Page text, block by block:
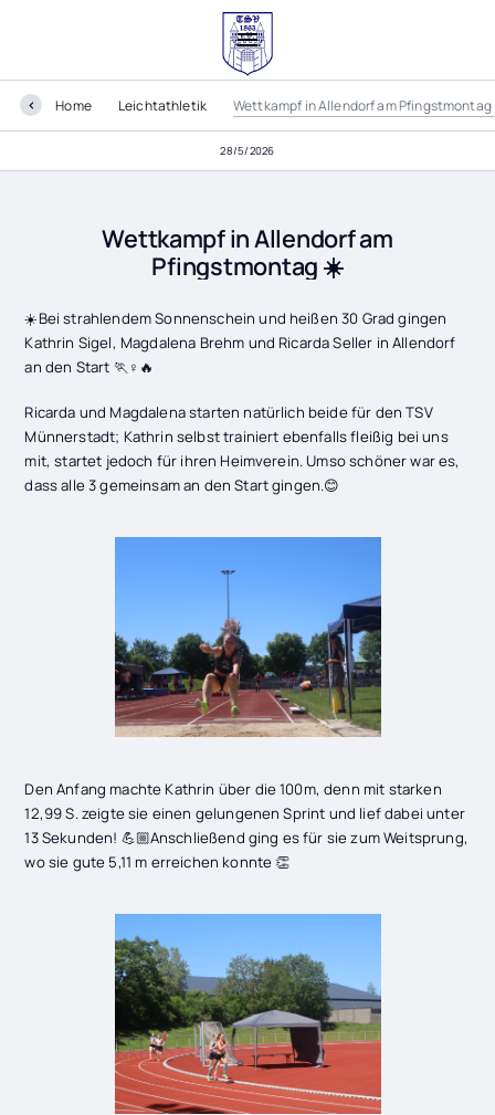
Home Leichtathletik Wettkampf in Allendorf am
28/5/2026
Wettkampf in Allendorf am
Pfingstmontag ☀️
☀️Bei strahlendem Sonnenschein und heißen 30 Grad gingen
Kathrin Sigel, Magdalena Brehm und Ricarda Seller in Allendorf
an den Start 🏃♀️🔥
Ricarda und Magdalena starten natürlich beide für den TSV
Münnerstadt; Kathrin selbst trainiert ebenfalls fleißig bei uns
mit, startet jedoch für ihren Heimverein. Umso schöner war es,
dass alle 3 gemeinsam an den Start gingen.😊
Den Anfang machte Kathrin über die 100m, denn mit starken
12,99 S. zeigte sie einen gelungenen Sprint und lief dabei unter
13 Sekunden! 💪🏼Anschließend ging es für sie zum Weitsprung,
wo sie gute 5,11 m erreichen konnte 👏